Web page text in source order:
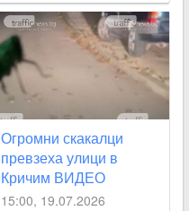
Огромни скакалци
превзеха улици в
Кричим ВИДЕО
15:00, 19.07.2026